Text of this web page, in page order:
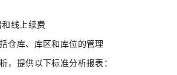
线上续费
仓库、库区和库位的管理
，提供以下标准分析报表：